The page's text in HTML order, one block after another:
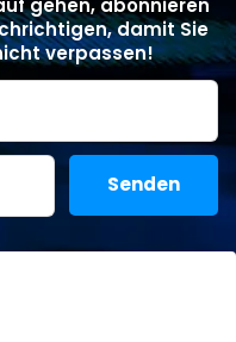
gehen, abonnieren
damit Sie
verpassen!